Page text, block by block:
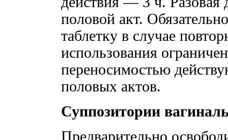
половой акт.
таблетку в случае
использования
переносимостью
половых актов.
Суппозитории
Предварительно